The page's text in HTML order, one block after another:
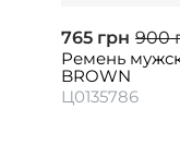
765 грн 900
Ремень
BROWN
Ц0135786